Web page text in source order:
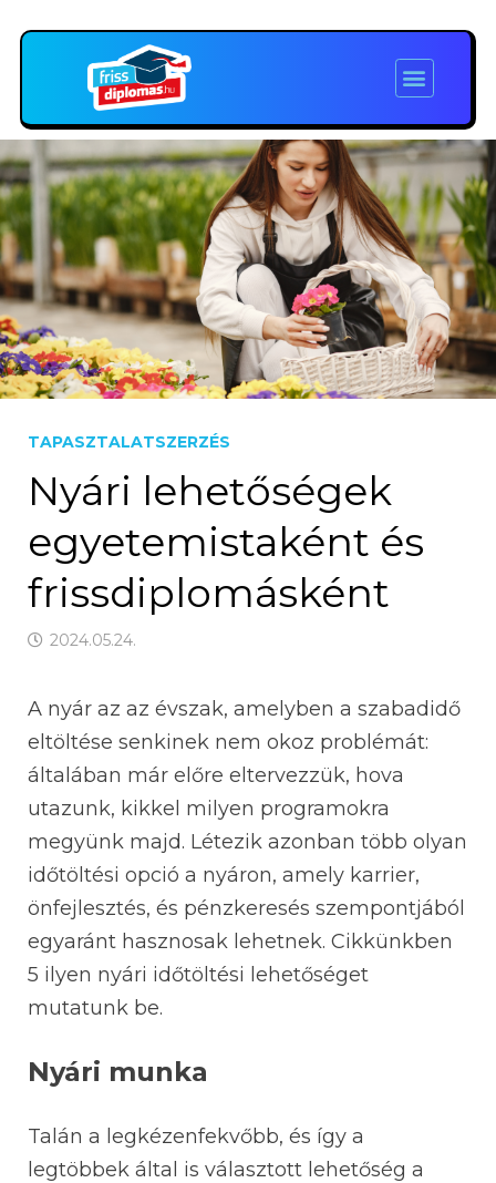
TAPASZTALATSZERZÉS
Nyári lehetőségek
egyetemistaként és
frissdiplomásként
2024.05.24.
A nyár az az évszak, amelyben a szabadidő
eltöltése senkinek nem okoz problémát:
általában már előre eltervezzük, hova
utazunk, kikkel milyen programokra
megyünk majd. Létezik azonban több olyan
időtöltési opció a nyáron, amely karrier,
önfejlesztés, és pénzkeresés szempontjából
egyaránt hasznosak lehetnek. Cikkünkben
5 ilyen nyári időtöltési lehetőséget
mutatunk be.
Nyári munka
Talán a legkézenfekvőbb, és így a
legtöbbek által is választott lehetőség a